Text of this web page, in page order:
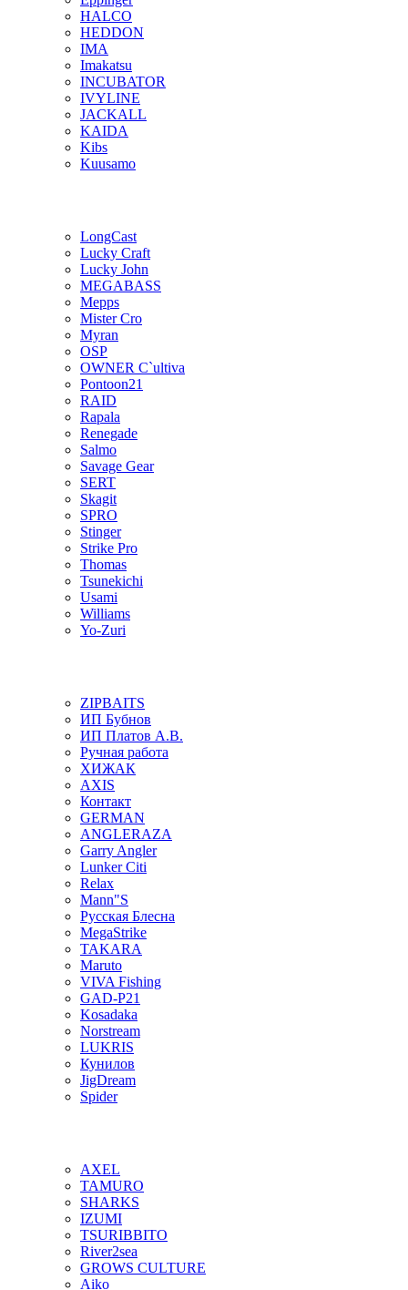
HALCO
HEDDON
IMA
Imakatsu
INCUBATOR
IVYLINE
JACKALL
KAIDA
Kibs
Kuusamo
LongCast
Lucky Craft
Lucky John
MEGABASS
Mepps
Mister Cro
Myran
OSP
OWNER C`ultiva
Pontoon21
RAID
Rapala
Renegade
Salmo
Savage Gear
SERT
Skagit
SPRO
Stinger
Strike Pro
Thomas
Tsunekichi
Usami
Williams
Yo-Zuri
ZIPBAITS
ИП Бубнов
ИП Платов А.В.
Ручная работа
ХИЖАК
AXIS
Контакт
GERMAN
ANGLERAZA
Garry Angler
Lunker Citi
Relax
Mann"S
Русская Блесна
MegaStrike
TAKARA
Maruto
VIVA Fishing
GAD-P21
Kosadaka
Norstream
LUKRIS
Кунилов
JigDream
Spider
AXEL
TAMURO
SHARKS
IZUMI
TSURIBBITO
River2sea
GROWS CULTURE
Aiko